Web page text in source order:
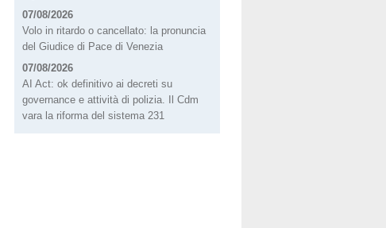
07/08/2026
Volo in ritardo o cancellato: la pronuncia
del Giudice di Pace di Venezia
07/08/2026
AI Act: ok definitivo ai decreti su
governance e attività di polizia. Il Cdm
vara la riforma del sistema 231